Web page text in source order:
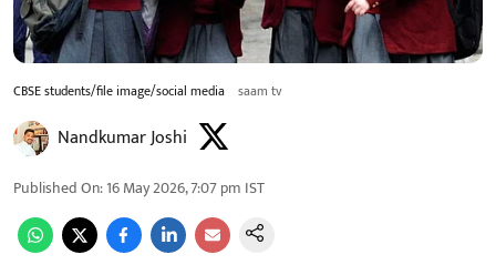
CBSE students/file image/social media saam tv
Nandkumar Joshi
Published On:16 May 2026, 7:07 pm IST